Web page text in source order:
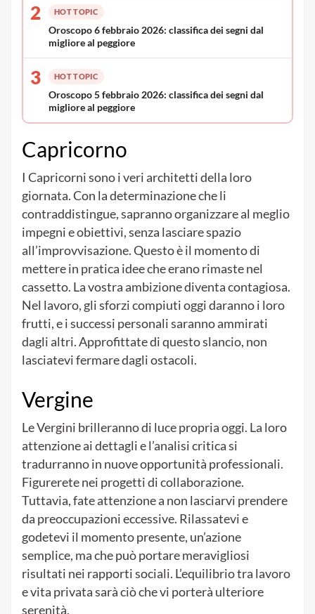
2 HOT TOPIC
Oroscopo 6 febbraio 2026: classifica dei segni dal
migliore al peggiore
3 HOT TOPIC
Oroscopo 5 febbraio 2026: classifica dei segni dal
migliore al peggiore
Capricorno
I Capricorni sono i veri architetti della loro
giornata. Con la determinazione che li
contraddistingue, sapranno organizzare al meglio
impegni e obiettivi, senza lasciare spazio
all’improvvisazione. Questo è il momento di
mettere in pratica idee che erano rimaste nel
cassetto. La vostra ambizione diventa contagiosa.
Nel lavoro, gli sforzi compiuti oggi daranno i loro
frutti, e i successi personali saranno ammirati
dagli altri. Approfittate di questo slancio, non
lasciatevi fermare dagli ostacoli.
Vergine
Le Vergini brilleranno di luce propria oggi. La loro
attenzione ai dettagli e l’analisi critica si
tradurranno in nuove opportunità professionali.
Figurerete nei progetti di collaborazione.
Tuttavia, fate attenzione a non lasciarvi prendere
da preoccupazioni eccessive. Rilassatevi e
godetevi il momento presente, un’azione
semplice, ma che può portare meravigliosi
risultati nei rapporti sociali. L’equilibrio tra lavoro
e vita privata sarà ciò che vi porterà ulteriore
serenità.